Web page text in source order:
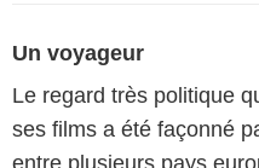
Un voyageur
Le regard très politique
ses films a été façonné
entre plusieurs pays